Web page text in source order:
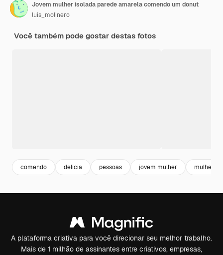
Jovem mulher isolada parede amarela comendo um donut
luis_molinero
Você também pode gostar destas fotos
comendo delicia pessoas jovem mulher mulher
A plataforma criativa para você direcionar seu melhor trabalho.
Mais de 1 milhão de assinantes entre criativos, empresas,